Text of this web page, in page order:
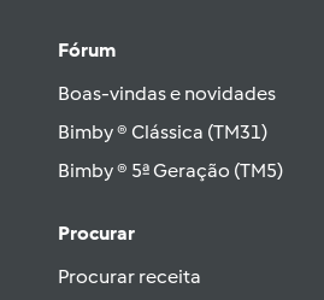
Fórum
Boas-vindas e novidades
Bimby ® Clássica (TM31)
Bimby ® 5ª Geração (TM5)
Procurar
Procurar receita